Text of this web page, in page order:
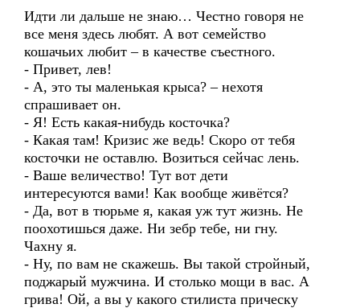
Идти ли дальше не знаю… Честно говоря не
все меня здесь любят. А вот семейство
кошачьих любит – в качестве съестного.
- Привет, лев!
- А, это ты маленькая крыса? – нехотя
спрашивает он.
- Я! Есть какая-нибудь косточка?
- Какая там! Кризис же ведь! Скоро от тебя
косточки не оставлю. Возиться сейчас лень.
- Ваше величество! Тут вот дети
интересуются вами! Как вообще живётся?
- Да, вот в тюрьме я, какая уж тут жизнь. Не
поохотишься даже. Ни зебр тебе, ни гну.
Чахну я.
- Ну, по вам не скажешь. Вы такой стройный,
поджарый мужчина. И столько мощи в вас. А
грива! Ой, а вы у какого стилиста прическу